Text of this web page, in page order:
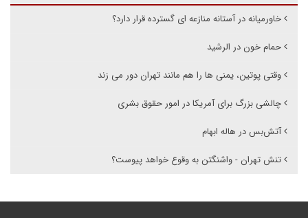
خاورمیانه در آستانه منازعه ای گسترده قرار دارد؟
حمام خون در الرشید
وقتی پوتین، یمنی ها را هم مانند تهران دور می زند
چالشی بزرگ برای آمریکا در امور حقوق بشری
آتش‌بس در‌ هاله‌ ابهام
تنش تهران - واشنگتن به وقوع خواهد پیوست؟